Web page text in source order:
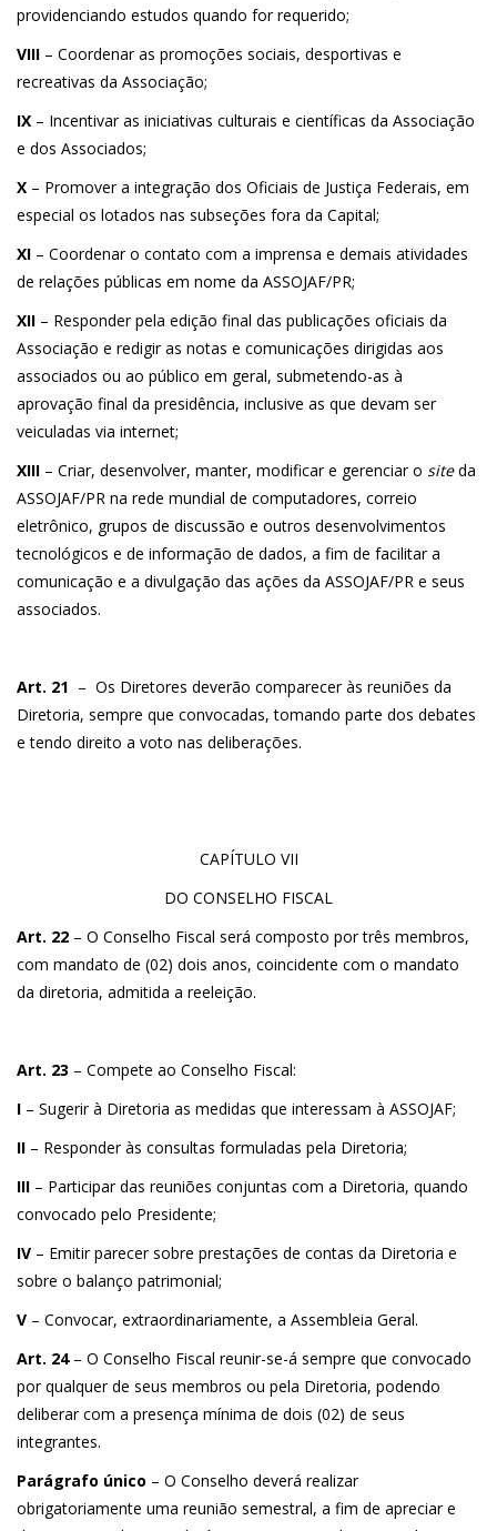
providenciando estudos quando for requerido;
VIII – Coordenar as promoções sociais, desportivas e
recreativas da Associação;
IX – Incentivar as iniciativas culturais e científicas da Associação
e dos Associados;
X – Promover a integração dos Oficiais de Justiça Federais, em
especial os lotados nas subseções fora da Capital;
XI – Coordenar o contato com a imprensa e demais atividades
de relações públicas em nome da ASSOJAF/PR;
XII – Responder pela edição final das publicações oficiais da
Associação e redigir as notas e comunicações dirigidas aos
associados ou ao público em geral, submetendo-as à
aprovação final da presidência, inclusive as que devam ser
veiculadas via internet;
XIII – Criar, desenvolver, manter, modificar e gerenciar o siteda
ASSOJAF/PR na rede mundial de computadores, correio
eletrônico, grupos de discussão e outros desenvolvimentos
tecnológicos e de informação de dados, a fim de facilitar a
comunicação e a divulgação das ações da ASSOJAF/PR e seus
associados.
Art. 21 – Os Diretores deverão comparecer às reuniões da
Diretoria, sempre que convocadas, tomando parte dos debates
e tendo direito a voto nas deliberações.
CAPÍTULO VII
DO CONSELHO FISCAL
Art. 22 – O Conselho Fiscal será composto por três membros,
com mandato de (02) dois anos, coincidente com o mandato
da diretoria, admitida a reeleição.
Art. 23 – Compete ao Conselho Fiscal:
I – Sugerir à Diretoria as medidas que interessam à ASSOJAF;
II – Responder às consultas formuladas pela Diretoria;
III – Participar das reuniões conjuntas com a Diretoria, quando
convocado pelo Presidente;
IV – Emitir parecer sobre prestações de contas da Diretoria e
sobre o balanço patrimonial;
V – Convocar, extraordinariamente, a Assembleia Geral.
Art. 24– O Conselho Fiscal reunir-se-á sempre que convocado
por qualquer de seus membros ou pela Diretoria, podendo
deliberar com a presença mínima de dois (02) de seus
integrantes.
Parágrafo único – O Conselho deverá realizar
obrigatoriamente uma reunião semestral, a fim de apreciar e